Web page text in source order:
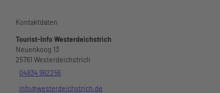
Kontaktdaten
Tourist-Info Westerdeichstrich
Neuenkoog 13
25761 Westerdeichstrich
04834 962256
info@westerdeichstrich.de